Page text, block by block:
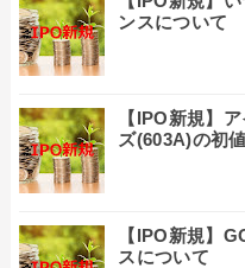
ンスについて
【IPO新規】
ズ(603A)の初
【IPO新規】
スについて